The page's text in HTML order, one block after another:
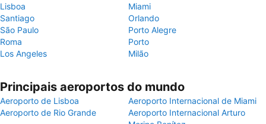
Lisboa
Miami
Santiago
Orlando
São Paulo
Porto Alegre
Roma
Porto
Los Angeles
Milão
Principais aeroportos do mundo
Aeroporto de Lisboa
Aeroporto Internacional de Miami
Aeroporto de Rio Grande
Aeroporto Internacional Arturo